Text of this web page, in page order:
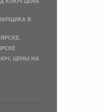
В
ЦЕНЫ НА